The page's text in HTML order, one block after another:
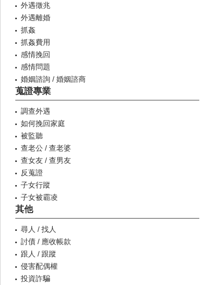
外遇徵兆
外遇離婚
抓姦
抓姦費用
感情挽回
感情問題
婚姻諮詢 / 婚姻諮商
蒐證專業
調查外遇
如何挽回家庭
被監聽
查老公 / 查老婆
查女友 / 查男友
反蒐證
子女行蹤
子女被霸凌
其他
尋人 / 找人
討債 / 應收帳款
跟人 / 跟蹤
侵害配偶權
投資詐騙